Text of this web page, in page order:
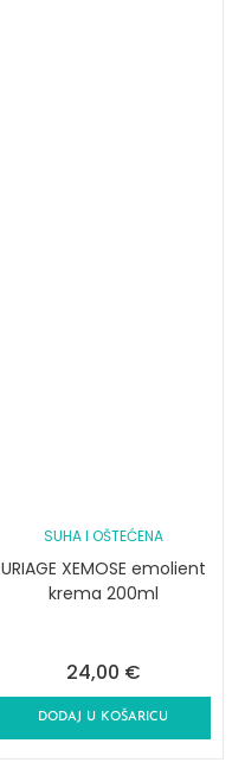
SUHA I OŠTEĆENA
URIAGE XEMOSE emolient
krema 200ml
24,00 €
DODAJ U KOŠARICU